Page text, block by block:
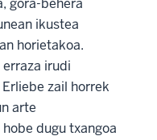
gora-behera
ikustea
horietakoa.
irudi
zail horrek
arte
dugu txangoa